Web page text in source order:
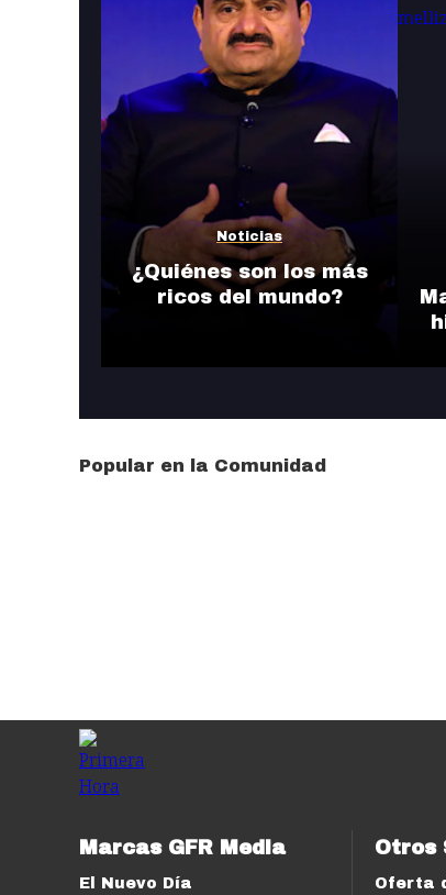
Noticias
¿Quiénes son los más
ricos del mundo?
Popular en la Comunidad
Marcas GFR Media
El Nuevo Día
Otros
Oferta